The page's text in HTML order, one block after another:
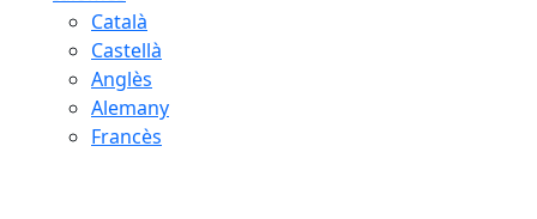
Català
Castellà
Anglès
Alemany
Francès